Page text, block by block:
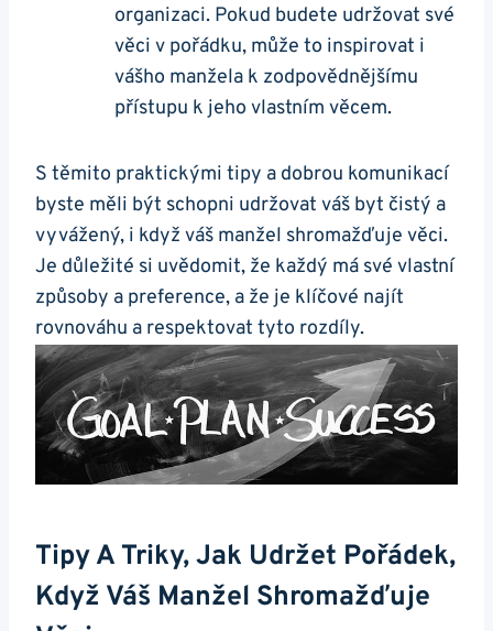
organizaci. Pokud budete udržovat své
věci v pořádku, může to inspirovat i
vášho manžela k zodpovědnějšímu
přístupu k jeho vlastním věcem.
S těmito praktickými tipy a dobrou komunikací
byste měli být schopni udržovat váš byt čistý a
vyvážený, i když váš manžel shromažďuje věci.
Je důležité si uvědomit, že každý má své vlastní
způsoby a preference, a že je klíčové najít
rovnováhu a respektovat tyto rozdíly.
Tipy A Triky, Jak Udržet Pořádek,
Když Váš Manžel Shromažďuje